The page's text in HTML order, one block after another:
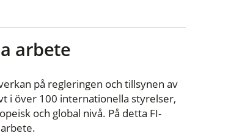
arbete
på regleringen och tillsynen av
i över 100 internationella styrelser,
och global nivå. På detta FI-